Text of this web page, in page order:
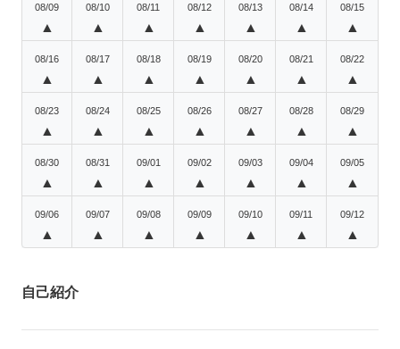
08/09
▲
08/10
▲
08/11
▲
08/12
▲
08/13
▲
08/14
▲
08/15
▲
08/16
▲
08/17
▲
08/18
▲
08/19
▲
08/20
▲
08/21
▲
08/22
▲
08/23
▲
08/24
▲
08/25
▲
08/26
▲
08/27
▲
08/28
▲
08/29
▲
08/30
▲
08/31
▲
09/01
▲
09/02
▲
09/03
▲
09/04
▲
09/05
▲
09/06
▲
09/07
▲
09/08
▲
09/09
▲
09/10
▲
09/11
▲
09/12
▲
自己紹介